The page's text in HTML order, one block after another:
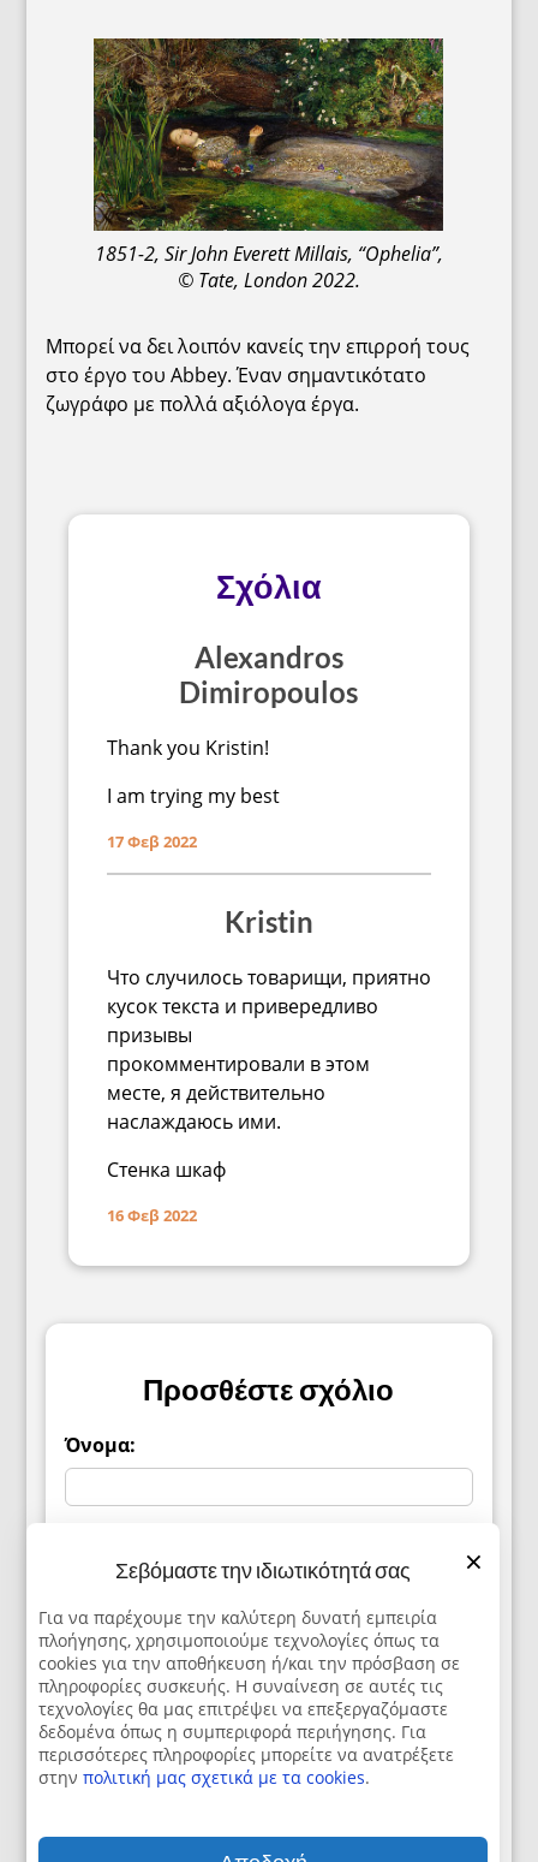
1851-2, Sir John Everett Millais, “Ophelia”,
© Tate, London 2022.
Μπορεί να δει λοιπόν κανείς την επιρροή τους
στο έργο του Abbey. Έναν σημαντικότατο
ζωγράφο με πολλά αξιόλογα έργα.
Σχόλια
Alexandros
Dimiropoulos
Thank you Kristin!
I am trying my best
17 Φεβ 2022
Kristin
Что случилось товарищи, приятно
кусок текста и привередливо
призывы
прокомментировали в этом
месте, я действительно
наслаждаюсь ими.
Стенка шкаф
16 Φεβ 2022
Προσθέστε σχόλιο
Όνομα:
×
Σεβόμαστε την ιδιωτικότητά σας
Για να παρέχουμε την καλύτερη δυνατή εμπειρία
πλοήγησης, χρησιμοποιούμε τεχνολογίες όπως τα
cookies για την αποθήκευση ή/και την πρόσβαση σε
πληροφορίες συσκευής. Η συναίνεση σε αυτές τις
τεχνολογίες θα μας επιτρέψει να επεξεργαζόμαστε
δεδομένα όπως η συμπεριφορά περιήγησης. Για
περισσότερες πληροφορίες μπορείτε να ανατρέξετε
στην πολιτική μας σχετικά με τα cookies.